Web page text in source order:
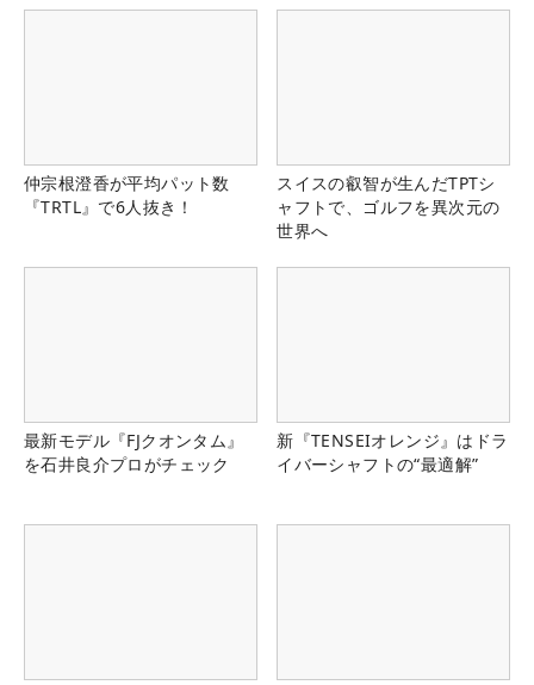
仲宗根澄香が平均パット数
『TRTL』で6人抜き！
スイスの叡智が生んだTPTシ
ャフトで、ゴルフを異次元の
世界へ
最新モデル『FJクオンタム』
を石井良介プロがチェック
新『TENSEIオレンジ』はドラ
イバーシャフトの“最適解”